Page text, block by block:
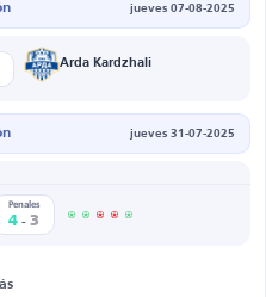
jueves 07-08-2025
Arda Kardzhali
jueves 31-07-2025
Penales
4 - 3